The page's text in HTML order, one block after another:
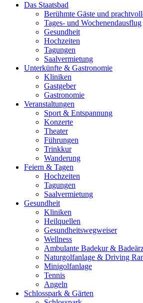
Das Staatsbad
Berühmte Gäste und
Tages- und Wochenendausflug
Gesundheit
Hochzeiten
Tagungen
Saalvermietung
Unterkünfte & Gastronomie
Kliniken
Gastgeber
Gastronomie
Veranstaltungen
Sport & Entspannung
Konzerte
Theater
Führungen
Trinkkur
Wanderung
Feiern & Tagen
Hochzeiten
Tagungen
Saalvermietung
Gesundheit
Kliniken
Heilquellen
Gesundheitswegweiser
Wellness
Ambulante Badekur &
Naturgolfanlage & Driving
Minigolfanlage
Tennis
Angeln
Schlosspark & Gärten